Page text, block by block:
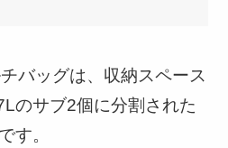
バッグは、収納スペース
のサブ2個に分割された
す。